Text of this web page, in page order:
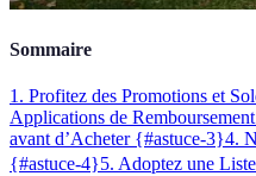
Sommaire
1. Profitez des Promotions et
Applications de
avant d’Acheter {#astuce-3}4.
{#astuce-4}5. Adoptez une